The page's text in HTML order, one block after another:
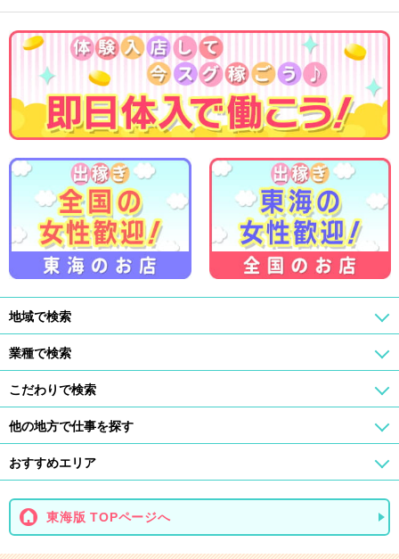
地域で検索
業種で検索
こだわりで検索
他の地方で仕事を探す
おすすめエリア
東海版 TOPページへ